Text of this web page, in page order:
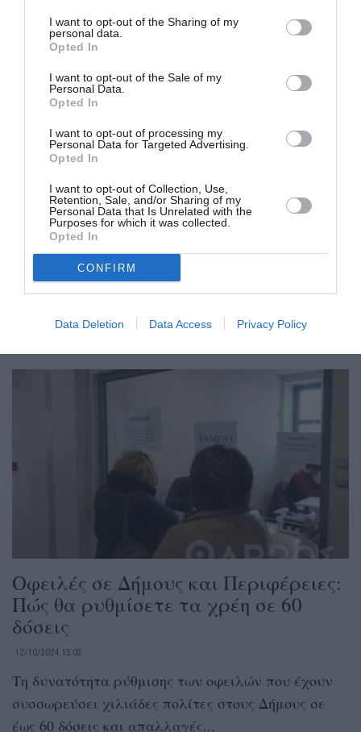
I want to opt-out of the Sharing of my
personal data.
Opted In
I want to opt-out of the Sale of my
Personal Data.
Opted In
I want to opt-out of processing my
Personal Data for Targeted Advertising.
Opted In
I want to opt-out of Collection, Use,
Retention, Sale, and/or Sharing of my
Personal Data that Is Unrelated with the
Purposes for which it was collected.
Opted In
CONFIRM
Data Deletion Data Access Privacy Policy
Ευνοϊκή ρύθμιση οφειλών προς το
Δήμο Καλαμάτας – Έως 31
Ιανουαρίου 2025 οι αιτήσεις
24/10/2024 09:00
Τη δυνατότητα να ρυθμίσουν τις οφειλές τους
σε εφαρμογή του...
Οφειλές σε Δήμους και Περιφέρειες:
Πώς θα ρυθμίσετε τα χρέη σε 60
δόσεις
12/10/2024 15:03
Τη δυνατότητα ρύθμισης των οφειλών που έχουν
συσσωρεύσει χιλιάδες πολίτες στους Δήμους σε
έως 60 δόσεις και απαλλαγές...